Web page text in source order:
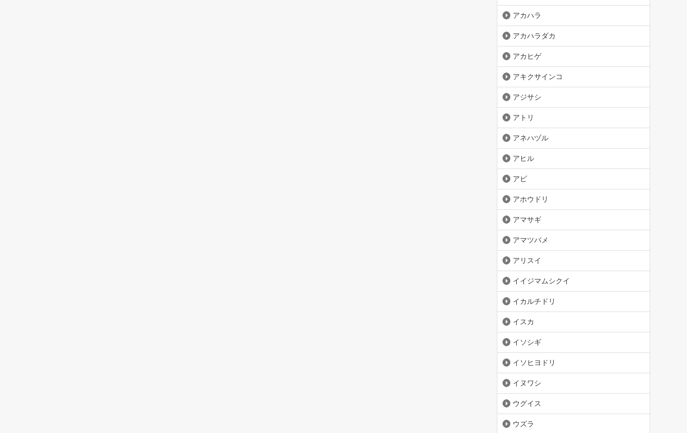
アカハラ
アカハラダカ
アカヒゲ
アキクサインコ
アジサシ
アトリ
アネハヅル
アヒル
アビ
アホウドリ
アマサギ
アマツバメ
アリスイ
イイジマムシクイ
イカルチドリ
イスカ
イソシギ
イソヒヨドリ
イヌワシ
ウグイス
ウズラ